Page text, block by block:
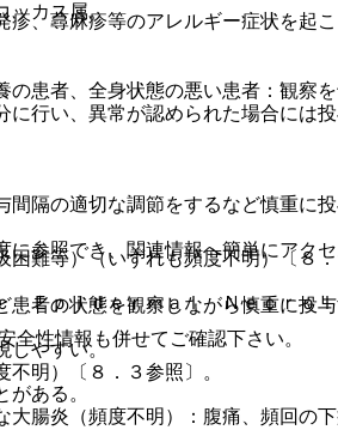
、蕁麻疹等のアレルギー症状を起
患者、全身状態の悪い患者：観察
隔の適切な調節をするなど慎重に
者の状態を観察しながら慎重に投与
しやすい。
ある。
ッカス属。
行い、異常が認められた場合には
難等）（いずれも頻度不明）〔８．
Ｅｐｉｄｅｒｍａｌ Ｎｅｃｒｏｌ
明）〔８．３参照〕。
腸炎（頻度不明）：腹痛、頻回の
参照でき、関連情報へ簡単にアクセ
性情報も併せてご確認下さい。